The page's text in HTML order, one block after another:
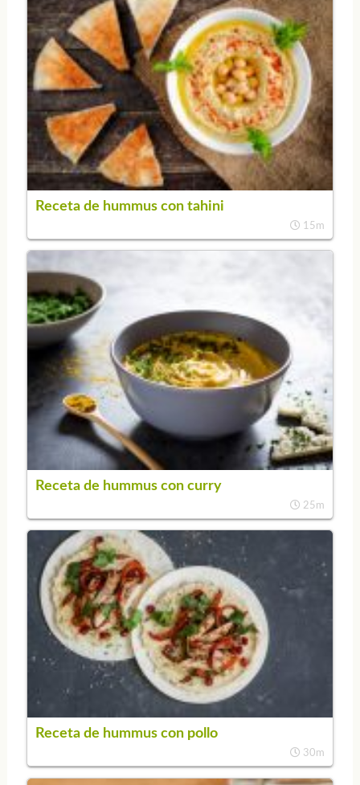
Receta de hummus con tahini
15m
Receta de hummus con curry
25m
Receta de hummus con pollo
30m